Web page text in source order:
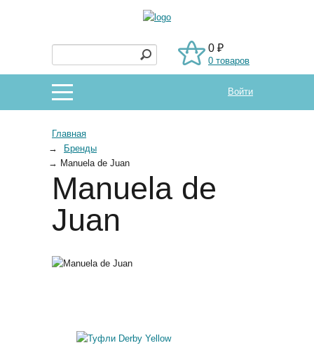
0 ₽
0 товаров
Войти
Главная
→
Бренды
→ Manuela de Juan
Manuela de
Juan